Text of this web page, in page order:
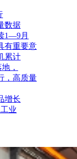
数据
1—9月
有重要意
累计
，
，高质量
增长
业